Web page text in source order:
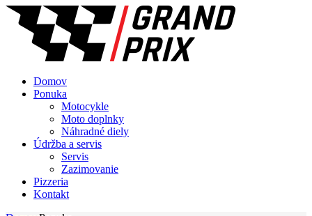
Domov
Ponuka
Motocykle
Moto doplnky
Náhradné diely
Údržba a servis
Servis
Zazimovanie
Pizzeria
Kontakt